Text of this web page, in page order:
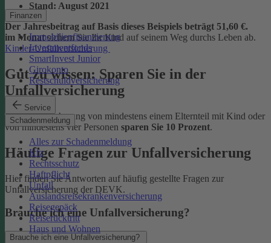
Finanzen
Immobilienfinanzierung
Investmentfonds
SmartInvest Junior
Girokonto
Restschuldversicherung
Service
Schadenmeldung
Alles zur Schadenmeldung
Kfz
Rechtsschutz
Haftpflicht
Unfall
Auslandsreisekrankenversicherung
Reisegepäck
Reiserücktritt
Haus und Wohnen
Stand: August 2021
Der Jahresbeitrag auf Basis dieses Beispiels beträgt 51,60 €.
im Monatsichern Sie Ihr Kind auf seinem Weg durchs Leben ab.
Kinder-Unfallversicherung
Gut zu wissen: Sparen Sie in der
Unfallversicherung
Bei der Versicherung von mindestens einem Elternteil mit Kind oder
von mindestens vier Personen sparen Sie 10 Prozent.
Häufige Fragen zur Unfallversicherung
Hier finden Sie Antworten auf häufig gestellte Fragen zur
Unfallversicherung der DEVK.
Brauche ich eine Unfallversicherung?
Brauche ich eine Unfallversicherung?